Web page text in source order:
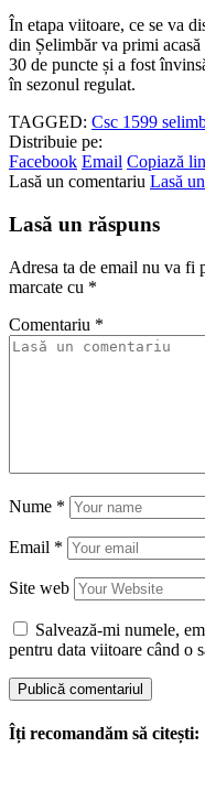
În etapa viitoare, ce se va
din Șelimbăr va primi
30 de puncte și a fost
în sezonul regulat.
TAGGED: Csc 1599
Distribuie pe:
Facebook Email Copiază
Lasă un comentariu Lasă
Lasă un răspuns
Adresa ta de email nu va fi
marcate cu *
Comentariu *
Nume *
Email *
Site web
Salvează-mi numele,
pentru data viitoare când o
Îți recomandăm să citești: